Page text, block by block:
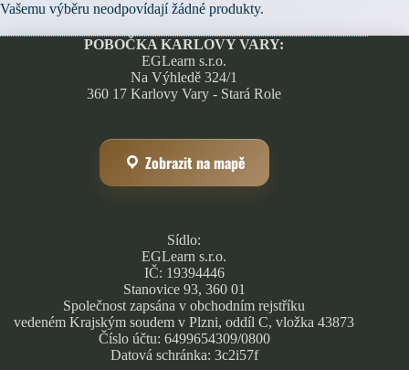
Vašemu výběru neodpovídají žádné produkty.
POBOČKA KARLOVY VARY:
EGLearn s.r.o.
Na Výhledě 324/1
360 17 Karlovy Vary - Stará Role
Zobrazit na mapě
Sídlo:
EGLearn s.r.o.
IČ: 19394446
Stanovice 93, 360 01
Společnost zapsána v obchodním rejstříku
vedeném Krajským soudem v Plzni, oddíl C, vložka 43873
Číslo účtu: 6499654309/0800
Datová schránka: 3c2i57f